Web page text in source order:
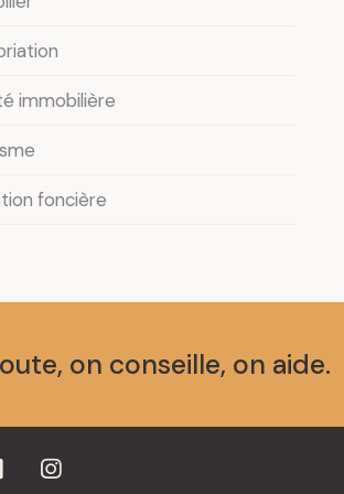
immobilière
foncière
on conseille, on aide.